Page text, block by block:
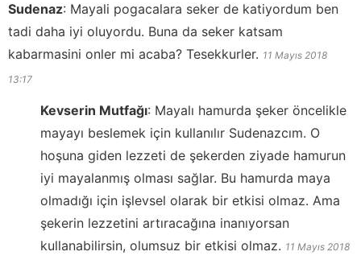
Sudenaz: Mayali pogacalara seker de katiyordum ben
tadi daha iyi oluyordu. Buna da seker katsam
kabarmasini onler mi acaba? Tesekkurler. 11 Mayıs 2018
13:17
Kevserin Mutfağı: Mayalı hamurda şeker öncelikle
mayayı beslemek için kullanılır Sudenazcım. O
hoşuna giden lezzeti de şekerden ziyade hamurun
iyi mayalanmış olması sağlar. Bu hamurda maya
olmadığı için işlevsel olarak bir etkisi olmaz. Ama
şekerin lezzetini artıracağına inanıyorsan
kullanabilirsin, olumsuz bir etkisi olmaz. 11 Mayıs 2018